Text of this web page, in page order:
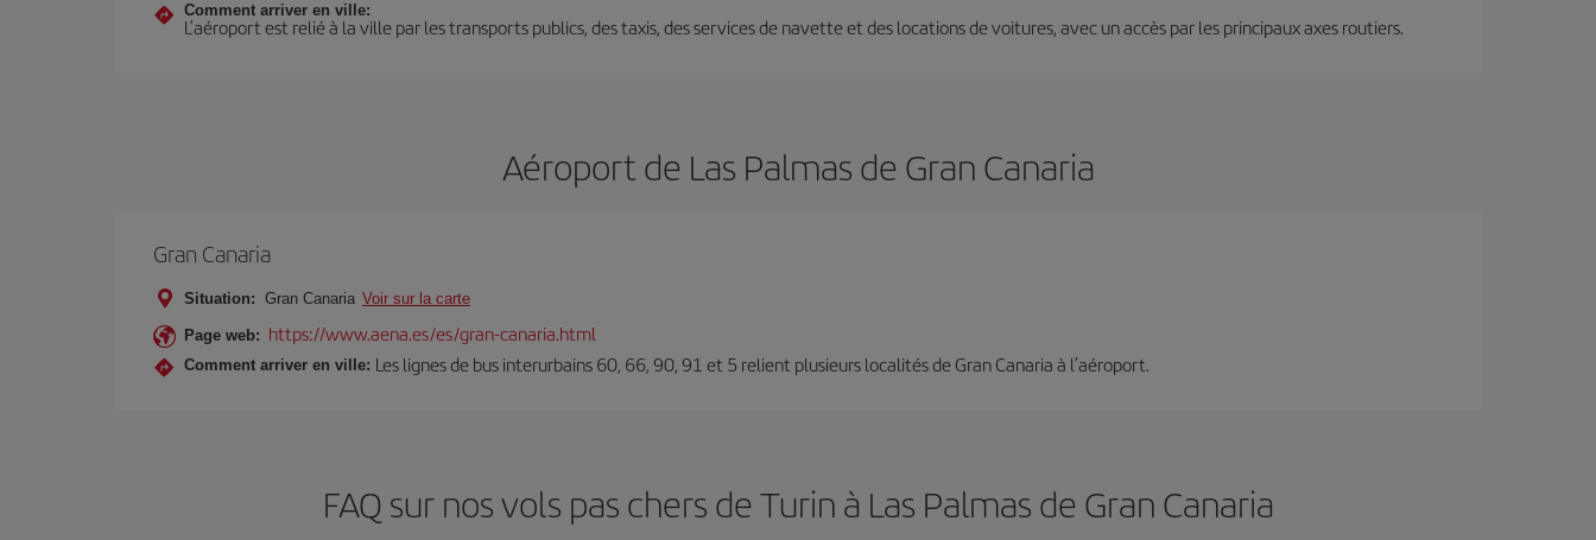
Comment arriver en ville:
L’aéroport est relié à la ville par les transports publics, des taxis, des services de navette et des locations de voitures, avec un accès par les principaux axes routiers.
Aéroport de Las Palmas de Gran Canaria
Gran Canaria
Situation: Gran Canaria Voir sur la carte
Page web: https://www.aena.es/es/gran-canaria.html
Comment arriver en ville: Les lignes de bus interurbains 60, 66, 90, 91 et 5 relient plusieurs localités de Gran Canaria à l’aéroport.
FAQ sur nos vols pas chers de Turin à Las Palmas de Gran Canaria